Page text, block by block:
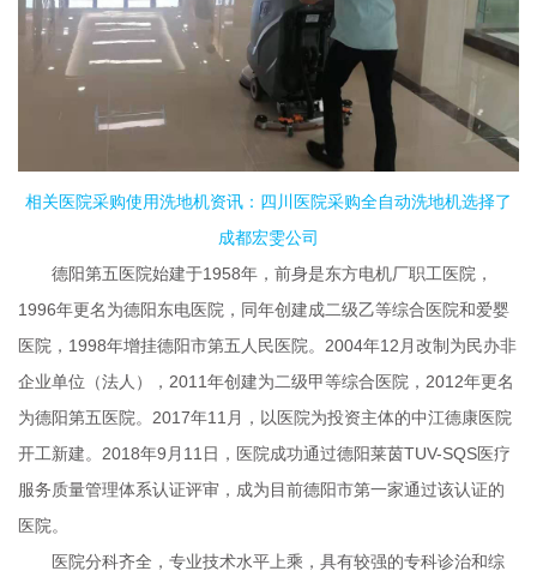
相关医院采购使用洗地机资讯： 四川医院采购全自动洗地机选择了
成都宏雯公司
德阳第五医院始建于1958年，前身是东方电机厂职工医院，
1996年更名为德阳东电医院，同年创建成二级乙等综合医院和爱婴
医院，1998年增挂德阳市第五人民医院。2004年12月改制为民办非
企业单位（法人），2011年创建为二级甲等综合医院，2012年更名
为德阳第五医院。2017年11月，以医院为投资主体的中江德康医院
开工新建。2018年9月11日，医院成功通过德阳莱茵TUV-SQS医疗
服务质量管理体系认证评审，成为目前德阳市第一家通过该认证的
医院。
医院分科齐全，专业技术水平上乘，具有较强的专科诊治和综